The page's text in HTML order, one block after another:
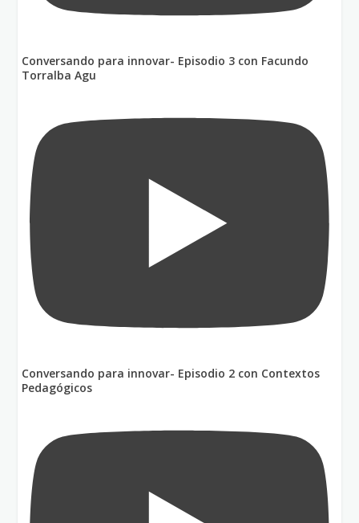
Conversando para innovar- Episodio 3 con Facundo
Torralba Agu
Conversando para innovar- Episodio 2 con Contextos
Pedagógicos